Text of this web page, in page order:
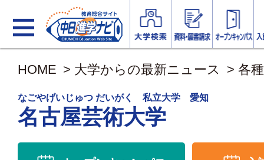
HOME > 大学からの最新ニュース > 各
なごやげいじゅつ だいがく 私立大学 愛知
名古屋芸術大学